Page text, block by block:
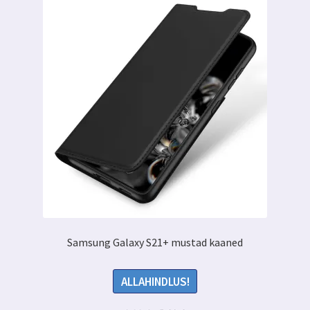
Samsung Galaxy S21+ mustad kaaned
ALLAHINDLUS!